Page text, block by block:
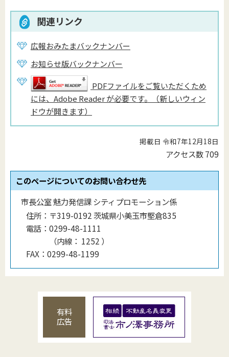
関連リンク
広報おみたまバックナンバー
お知らせ版バックナンバー
PDFファイルをご覧いただくため
には、Adobe Reader が必要です。（新しいウィン
ドウが開きます）
掲載日 令和7年12月18日
アクセス数709
このページについてのお問い合わせ先
市長公室 魅力発信課 シティプロモーション係
住所： 〒319-0192 茨城県小美玉市堅倉835
電話： 0299-48-1111
（内線 ： 1252 ）
FAX： 0299-48-1199
有料
広告